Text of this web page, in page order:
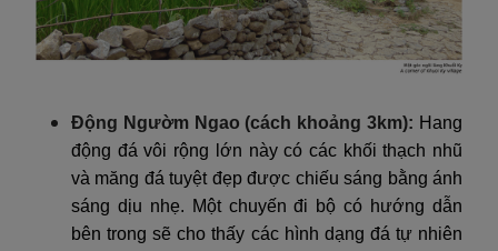
Động Ngườm Ngao (cách khoảng 3km): Hang
động đá vôi rộng lớn này có các khối thạch nhũ
và măng đá tuyệt đẹp được chiếu sáng bằng ánh
sáng dịu nhẹ. Một chuyến đi bộ có hướng dẫn
bên trong sẽ cho thấy các hình dạng đá tự nhiên